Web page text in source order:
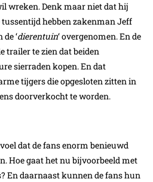
wreken. Denk maar niet dat hij
hebben zakenman Jeff
‘dierentuin‘ overgenomen. En de
trailer te zien dat beiden
sierraden kopen. En dat
tijgers die opgesloten zitten in
doorverkocht te worden.
dat de fans enorm benieuwd
Hoe gaat het nu bijvoorbeeld met
En daarnaast kunnen de fans hun